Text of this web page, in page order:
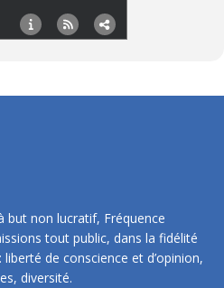
but non lucratif, Fréquence
tout public, dans la fidélité
de conscience et d’opinion,
diversité.